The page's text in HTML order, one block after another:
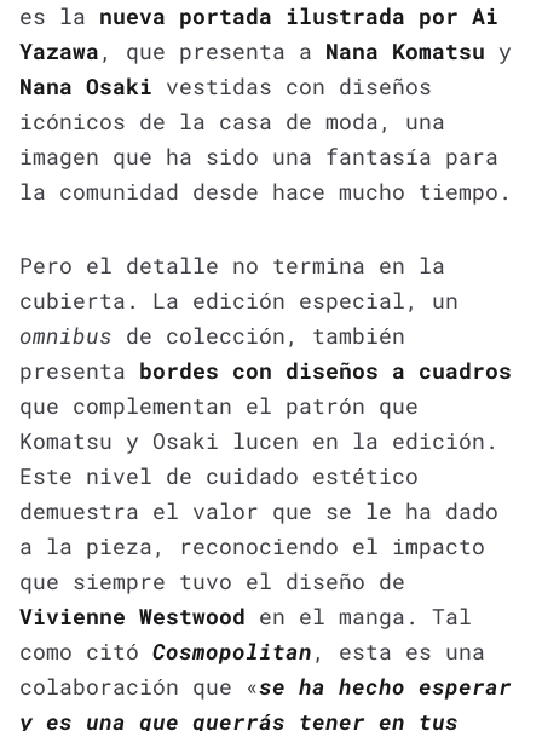
es la nueva portada ilustrada por Ai
Yazawa , que presenta a Nana Komatsu y
Nana Osaki vestidas con diseños
icónicos de la casa de moda, una
imagen que ha sido una fantasía para
la comunidad desde hace mucho tiempo.
Pero el detalle no termina en la
cubierta. La edición especial, un
omnibus de colección, también
presenta bordes con diseños a cuadros
que complementan el patrón que
Komatsu y Osaki lucen en la edición.
Este nivel de cuidado estético
demuestra el valor que se le ha dado
a la pieza, reconociendo el impacto
que siempre tuvo el diseño de
Vivienne Westwood en el manga. Tal
como citó Cosmopolitan , esta es una
colaboración que «se ha hecho esperar
y es una que querrás tener en tus